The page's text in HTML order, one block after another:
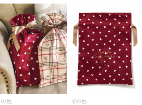
の他
その他